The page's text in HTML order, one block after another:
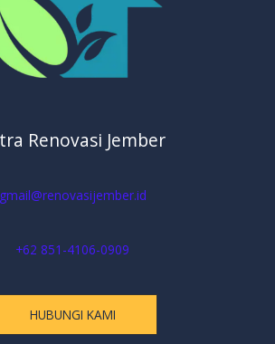
Renovasi Jember
gmail@renovasijember.id
+62 851-4106-0909
HUBUNGI KAMI